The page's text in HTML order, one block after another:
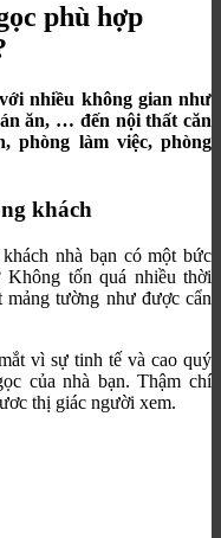
phù hợp
nhiều không gian như
ăn, … đến nội thất căn
phòng làm việc, phòng
khách
nhà bạn có một bức
Không tốn quá nhiều thời
tường như được cẩn
vì sự tinh tế và cao quý
của nhà bạn. Thậm chí
thị giác người xem.